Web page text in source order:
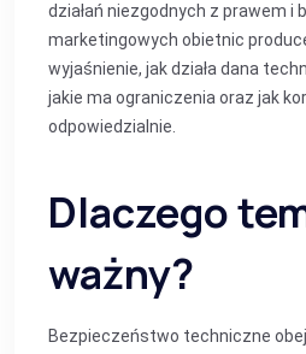
działań niezgodnych z prawem i
marketingowych obietnic
wyjaśnienie, jak działa dana
jakie ma ograniczenia oraz jak
odpowiedzialnie.
Dlaczego
ważny?
Bezpieczeństwo techniczne